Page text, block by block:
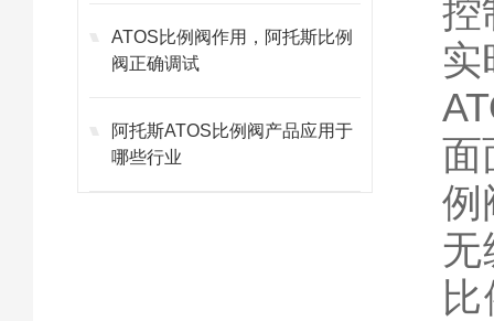
ATOS比例阀作用，阿托斯比例
阀正确调试
阿托斯ATOS比例阀产品应用于
哪些行业
控
实
面
例
无